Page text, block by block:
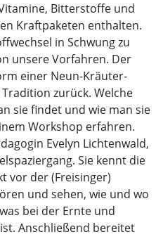
Bitterstoffe und
Kraftpaketen enthalten.
in Schwung zu
unsere Vorfahren. Der
einer Neun-Kräuter-
zurück. Welche
sie findet und wie man sie
Workshop erfahren.
Evelyn Lichtenwald,
Sie kennt die
vor der (Freisinger)
und sehen, wie und wo
bei der Ernte und
Anschließend bereitet